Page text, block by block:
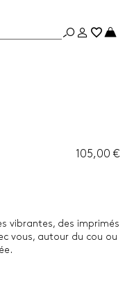
105,00 €
vibrantes, des imprimés
vous, autour du cou ou